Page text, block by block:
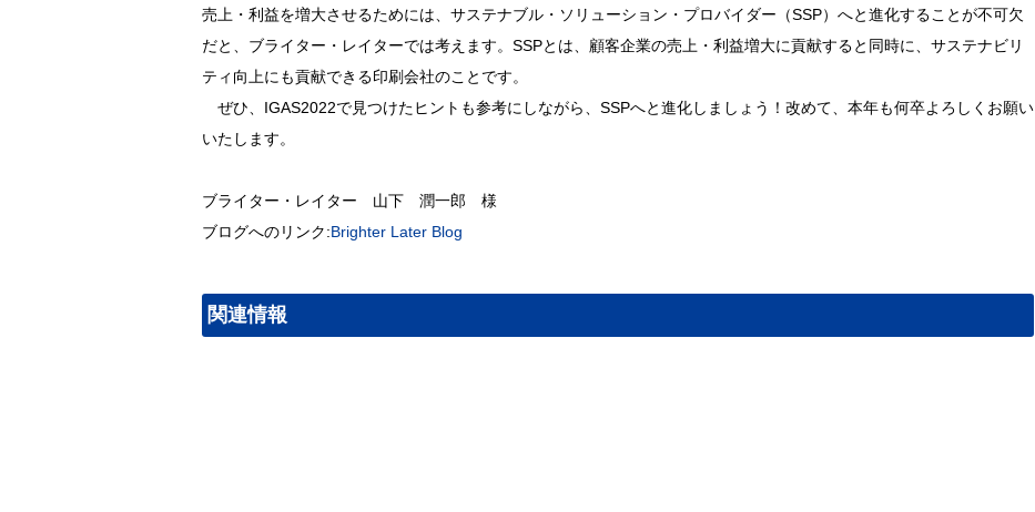
売上・利益を増大させるためには、サステナブル・ソリューション・プロバイダー（SSP）へと進化することが不可欠
だと、ブライター・レイターでは考えます。SSPとは、顧客企業の売上・利益増大に貢献すると同時に、サステナビリ
ティ向上にも貢献できる印刷会社のことです。
ぜひ、IGAS2022で見つけたヒントも参考にしながら、SSPへと進化しましょう！改めて、本年も何卒よろしくお願い
いたします。
ブライター・レイター 山下 潤一郎 様
ブログへのリンク:Brighter Later Blog
関連情報